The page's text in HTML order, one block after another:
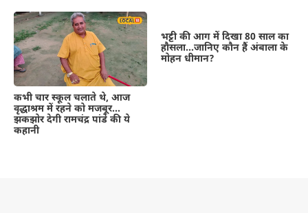
कभी चार स्कूल चलाते थे, आज
वृद्धाश्रम में रहने को मजबूर…
झकझोर देगी रामचंद्र पांडे की ये
कहानी
भट्टी की आग में दिखा 80 साल का
हौसला…जानिए कौन हैं अंबाला के
मोहन धीमान?